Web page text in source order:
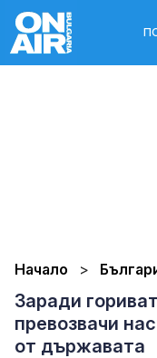
Начало
Заради
превозвачи
от държавата